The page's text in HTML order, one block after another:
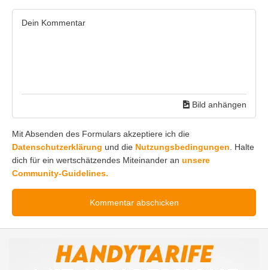
Bild anhängen
Mit Absenden des Formulars akzeptiere ich die
Datenschutzerklärung und die Nutzungsbedingungen . Halte
dich für ein wertschätzendes Miteinander an unsere
Community-Guidelines.